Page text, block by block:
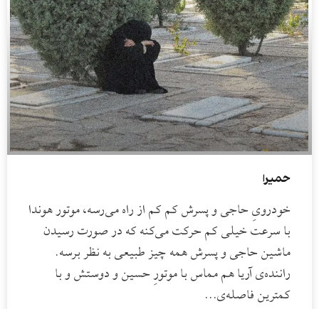
حمیرا
خودرویِ حاجی و پسرش کم کم از راه می‌رسه، موتور هوندا
با سرعت خیلی کم حرکت می‌کنه که در صورت رسیدن
ماشین حاجی و پسرش همه چیز طبیعی به نظر برسه.
راننده‌ی آریا هم مماس با موتورِ حسین و دوستش و با
کمترین فاصله‌ی…